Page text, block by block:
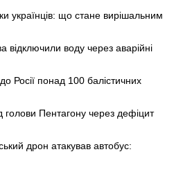
українців: що стане вирішальним
відключили воду через аварійні
Росії понад 100 балістичних
Пентагону через дефіцит
дрон атакував автобус: